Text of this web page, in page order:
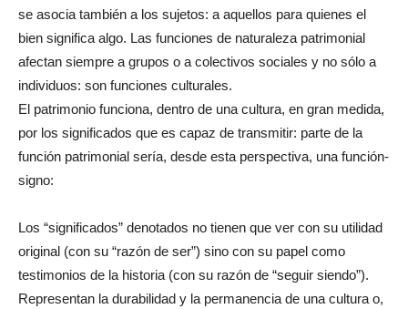
se asocia también a los sujetos: a aquellos para quienes el
bien significa algo. Las funciones de naturaleza patrimonial
afectan siempre a grupos o a colectivos sociales y no sólo a
individuos: son funciones culturales.
El patrimonio funciona, dentro de una cultura, en gran medida,
por los significados que es capaz de transmitir: parte de la
función patrimonial sería, desde esta perspectiva, una función-
signo:
Los “significados” denotados no tienen que ver con su utilidad
original (con su “razón de ser”) sino con su papel como
testimonios de la historia (con su razón de “seguir siendo”).
Representan la durabilidad y la permanencia de una cultura o,